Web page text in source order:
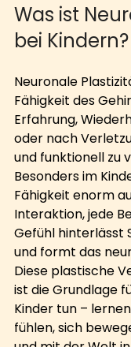
Was ist
bei Kindern?
Neuronale
Fähigkeit des
Erfahrung,
oder nach
und funktionell zu
Besonders im
Fähigkeit enorm
Interaktion, jede
Gefühl hinterlässt
und formt das
Diese plastische
ist die Grundlage
Kinder tun –
fühlen, sich